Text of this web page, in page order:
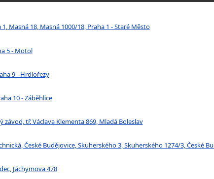
Masná 18, Masná 1000/18, Praha 1 - Staré Město
5 - Motol
9 - Hrdlořezy
10 - Záběhlice
tř. Václava Klementa 869, Mladá Boleslav
České Budějovice, Skuherského 3, Skuherského 1274/3, České
Jáchymova 478